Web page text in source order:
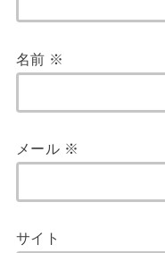
名前 ※
メール ※
サイト